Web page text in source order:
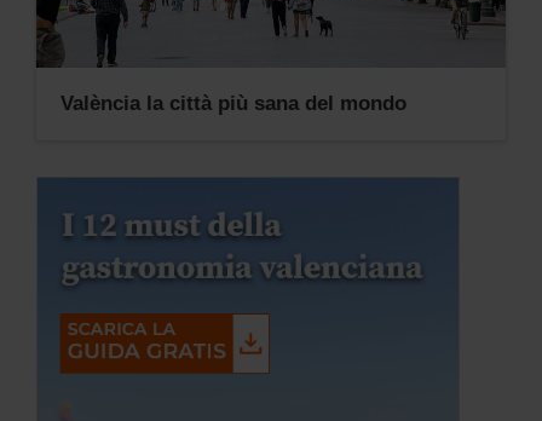
València la città più sana del mondo